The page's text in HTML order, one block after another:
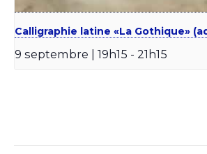
Calligraphie latine «La Gothique»
9 septembre | 19h15 - 21h15